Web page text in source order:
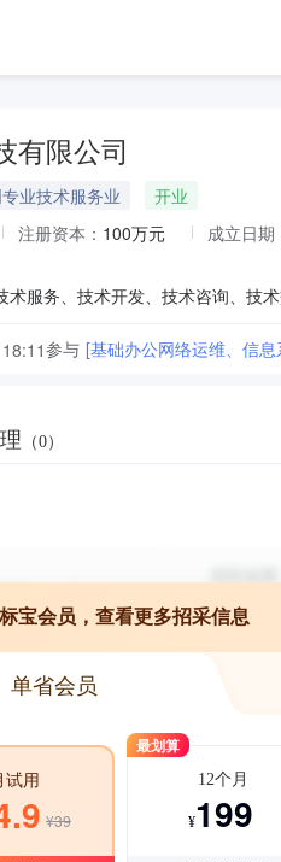
有限公司
业技术服务业
开业
注册资本： 100万元 成立日期
参与 [基础办公网络运维、信
（0）
宝会员，查看更多招采信息
单省会员
试用
¥39
最划算
12个月
¥199